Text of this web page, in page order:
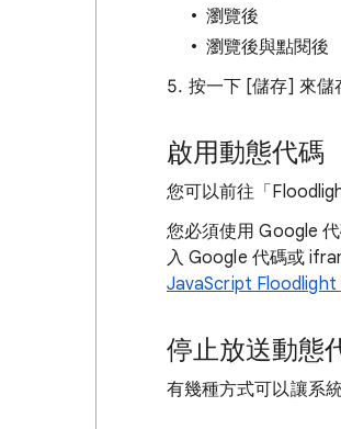
瀏覽後
瀏覽後與點閱後
按一下 [儲存] 來儲
啟用動態代碼
您可以前往「
您必須使用 Google
入 Google 代碼或
JavaScript Floodlight
停止放送動態
有幾種方式可以讓系